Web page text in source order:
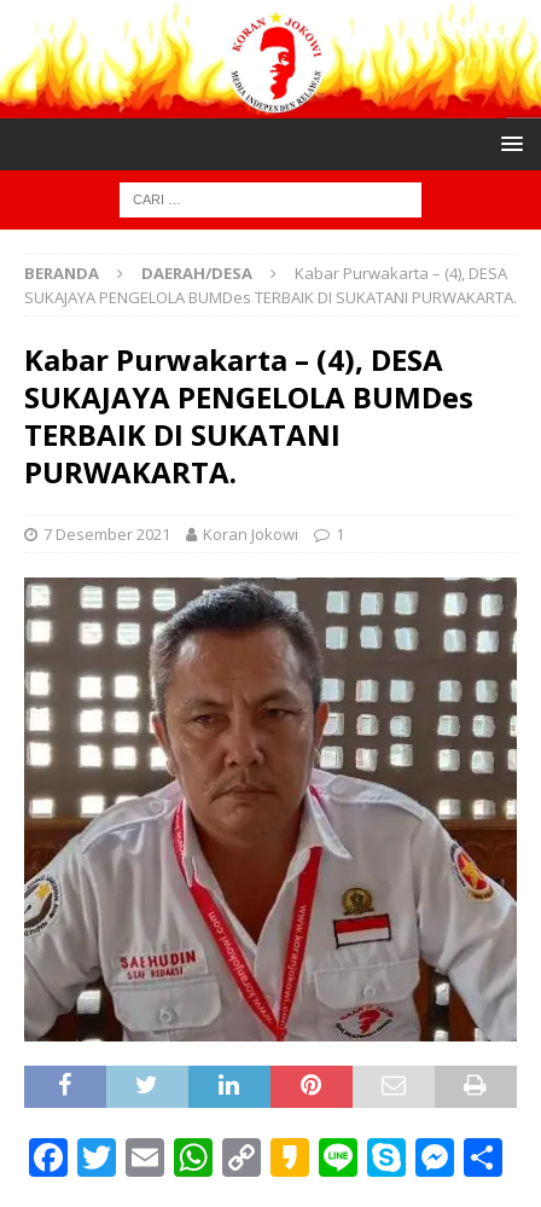
BERANDA DAERAH/DESA
Kabar Purwakarta – (4), DESA
SUKAJAYA PENGELOLA BUMDes TERBAIK DI SUKATANI PURWAKARTA.
Kabar Purwakarta – (4), DESA
SUKAJAYA PENGELOLA BUMDes
TERBAIK DI SUKATANI
PURWAKARTA.
7 Desember 2021 Koran Jokowi 1
F T E W C K Li S M